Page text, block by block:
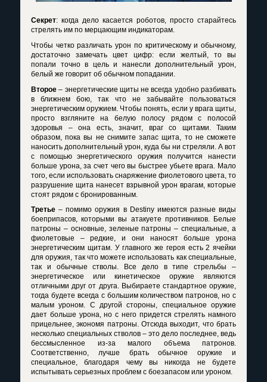
Секрет: когда дело касается роботов, просто старайтесь
стрелять им по мерцающим индикаторам.
Чтобы четко различать урон по критическому и обычному,
достаточно замечать цвет цифр: если желтый, то вы
попали точно в цель и нанесли дополнительный урон,
белый же говорит об обычном попадании.
Второе – энергетические щиты не всегда удобно разбивать
в ближнем бою, так что не забывайте пользоваться
энергетическим оружием. Чтобы понять, если у врага щиты,
просто взгляните на белую полосу рядом с полосой
здоровья – она есть, значит, враг со щитами. Таким
образом, пока вы не снимите запас щита, то не сможете
наносить дополнительный урон, куда бы ни стреляли. А вот
с помощью энергетического оружия получится нанести
больше урона, за счет чего вы быстрее убьете врага. Мало
того, если использовать снаряжение фиолетового цвета, то
разрушение щита нанесет взрывной урон врагам, которые
стоят рядом с бронированным.
Третье – помимо оружия в Destinyимеются разные виды
боеприпасов, которыми вы атакуете противников. Белые
патроны – основные, зеленые патроны – специальные, а
фиолетовые – редкие, и они наносят больше урона
энергетическим щитам. У главного же героя есть 2 ячейки
для оружия, так что можете использовать как специальные,
так и обычные стволы. Все дело в типе стрельбы –
энергетическое или кинетическое оружие являются
отличными друг от друга. Выбираете стандартное оружие,
тогда будете всегда с большим количеством патронов, но с
малым уроном. С другой стороны, специальное оружие
дает больше урона, но с него придется стрелять намного
прицельнее, экономя патроны. Отсюда выходит, что брать
несколько специальных стволов – это дело последнее, ведь
бессмысленное из-за малого объема патронов.
Соответственно, лучше брать обычное оружие и
специальное, благодаря чему вы никогда не будете
испытывать серьезных проблем с боезапасом или уроном.